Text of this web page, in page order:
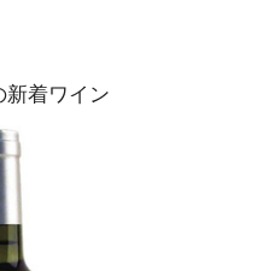
新着ワイン